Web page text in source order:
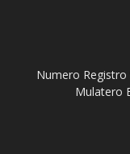
Numero
Mulatero